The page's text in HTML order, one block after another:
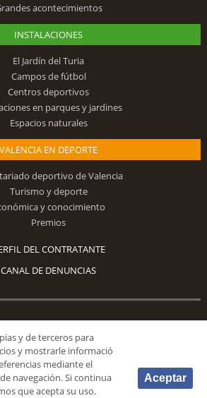
acontecimientos
INSTALACIONES
El Jardín del Turia
Campos de fútbol
Centros deportivos
en parques y jardines
Espacios naturales
VALENCIA EN DEPORTE
deportivo de Valencia
Turismo y deporte
y conocimiento
Premios
DEL CONTRATANTE
CANAL DE DENUNCIAS
y de terceros para
y mostrarle informació
mediante el
navegación. Si continua
que acepta su uso.
Aceptar